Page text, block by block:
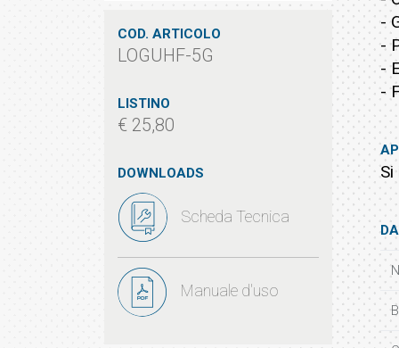
COD. ARTICOLO
LOGUHF-5G
LISTINO
€ 25,80
DOWNLOADS
Scheda Tecnica
Manuale d'uso
-
-
-
-